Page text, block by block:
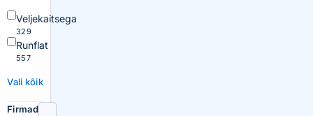
Veljekaitsega
329
Runflat
557
Vali kõik
Firmad